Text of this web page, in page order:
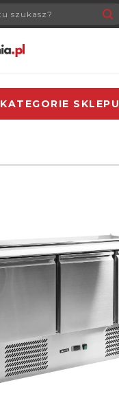
KATEGORIE SKLEPU